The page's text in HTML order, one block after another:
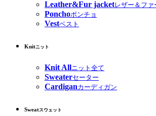
Leather&Fur jacketレザー＆ファ
Ponchoポンチョ
Vestベスト
Knitニット
Knit Allニット全て
Sweaterセーター
Cardiganカーディガン
Sweatスウェット